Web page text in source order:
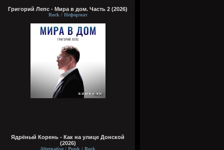
Григорий Лепс - Мира в дом. Часть 2 (2026)
Rock / Неформат
Ядрёный Корень - Как на улице Донской
(2026)
Alternative / Punk / Rock